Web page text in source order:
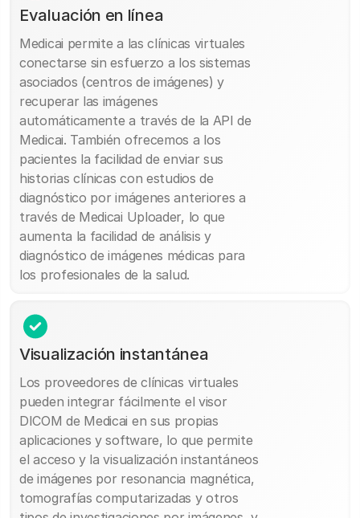
Evaluación en línea
Medicai permite a las clínicas virtuales
conectarse sin esfuerzo a los sistemas
asociados (centros de imágenes) y
recuperar las imágenes
automáticamente a través de la API de
Medicai. También ofrecemos a los
pacientes la facilidad de enviar sus
historias clínicas con estudios de
diagnóstico por imágenes anteriores a
través de Medicai Uploader, lo que
aumenta la facilidad de análisis y
diagnóstico de imágenes médicas para
los profesionales de la salud.
Visualización instantánea
Los proveedores de clínicas virtuales
pueden integrar fácilmente el visor
DICOM de Medicai en sus propias
aplicaciones y software, lo que permite
el acceso y la visualización instantáneos
de imágenes por resonancia magnética,
tomografías computarizadas y otros